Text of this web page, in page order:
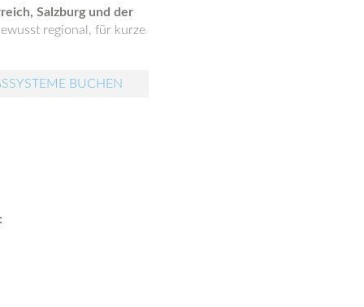
Salzburg und der
regional, für kurze
BUCHEN